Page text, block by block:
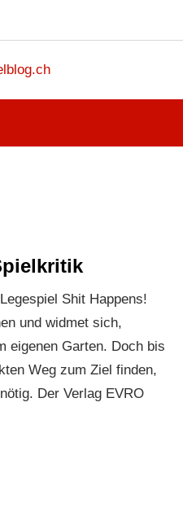
Feed
Shit Happens!
und widmet sich,
eigenen Garten. Doch bis
Weg zum Ziel finden,
Der Verlag EVRO